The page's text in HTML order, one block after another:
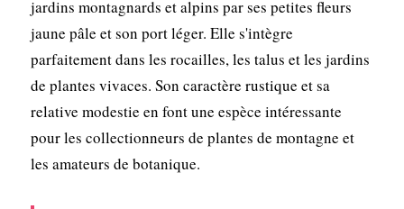
jardins montagnards et alpins par ses petites fleurs
jaune pâle et son port léger. Elle s'intègre
parfaitement dans les rocailles, les talus et les jardins
de plantes vivaces. Son caractère rustique et sa
relative modestie en font une espèce intéressante
pour les collectionneurs de plantes de montagne et
les amateurs de botanique.